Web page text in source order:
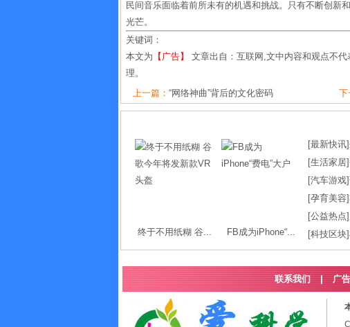
民间音乐面临着前所未有的机遇和挑战。只有不断创新
光芒。
关键词：
本文为 【广告】
文章出自：互联网,文中内容和观点不
理。
上一篇： “网络神曲”背后的文化密码 下
终于不用纸糊 谷... FB成为iPhone“...
[最新快讯]
[生活家居]
[汽车游戏]
[孕育美容]
[公益热点]
[科技区块]
联系我们 广